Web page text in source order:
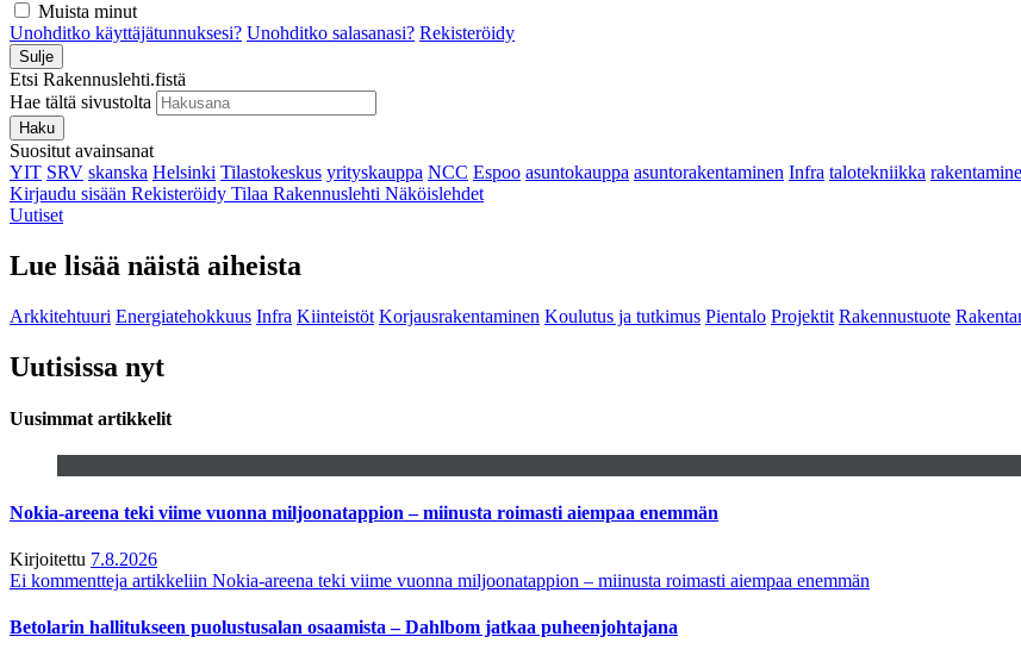
Muista minut
Unohditko käyttäjätunnuksesi? Unohditko salasanasi? Rekisteröidy
Sulje
Etsi Rakennuslehti.fistä
Hae tältä sivustolta
Haku
Suositut avainsanat
YIT SRV skanska Helsinki Tilastokeskus yrityskauppa NCC Espoo asuntokauppa asuntorakentaminen Infra talotekniikka
Kirjaudu sisään Rekisteröidy Tilaa Rakennuslehti Näköislehdet
Uutiset
Lue lisää näistä aiheista
Arkkitehtuuri Energiatehokkuus Infra Kiinteistöt Korjausrakentaminen Koulutus ja tutkimus Pientalo Projektit Rakennustuote
Uutisissa nyt
Uusimmat artikkelit
Nokia-areena teki viime vuonna miljoonatappion – miinusta roimasti aiempaa enemmän
Kirjoitettu 7.8.2026
Ei kommentteja artikkeliin Nokia-areena teki viime vuonna miljoonatappion – miinusta roimasti aiempaa enemmän
Betolarin hallitukseen puolustusalan osaamista – Dahlbom jatkaa puheenjohtajana